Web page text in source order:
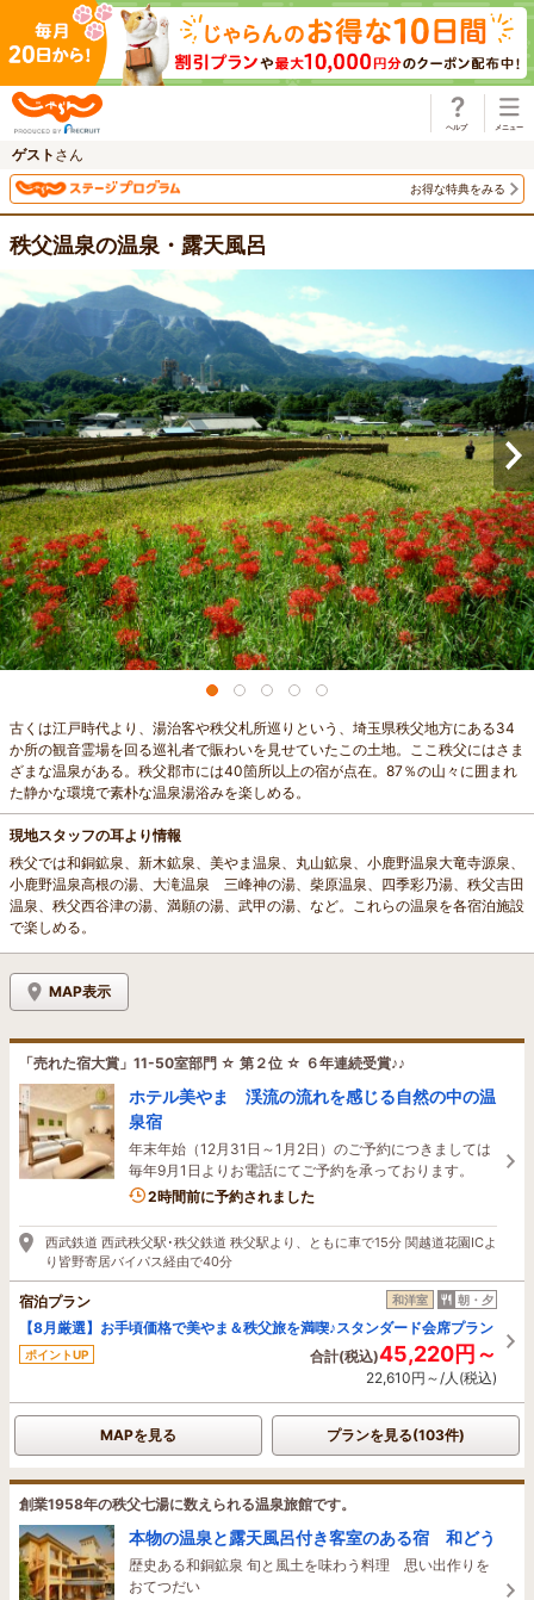
ゲスト さん
お得な特典をみる
秩父温泉の温泉・露天風呂
古くは江戸時代より、湯治客や秩父札所巡りという、埼玉県秩父地方にある34
か所の観音霊場を回る巡礼者で賑わいを見せていたこの土地。ここ秩父にはさま
ざまな温泉がある。秩父郡市には40箇所以上の宿が点在。87％の山々に囲まれ
た静かな環境で素朴な温泉湯浴みを楽しめる。
現地スタッフの耳より情報
秩父では和銅鉱泉、新木鉱泉、美やま温泉、丸山鉱泉、小鹿野温泉大竜寺源泉、
小鹿野温泉高根の湯、大滝温泉 三峰神の湯、柴原温泉、四季彩乃湯、秩父吉田
温泉、秩父西谷津の湯、満願の湯、武甲の湯、など。これらの温泉を各宿泊施設
で楽しめる。
MAP表示
「売れた宿大賞」11-50室部門 ☆ 第２位 ☆ ６年連続受賞♪♪
ホテル美やま 渓流の流れを感じる自然の中の温
泉宿
年末年始（12月31日～1月2日）のご予約につきましては
毎年9月1日よりお電話にてご予約を承っております。
3名がこの宿を見ています
2時間前に予約されました
西武鉄道 西武秩父駅･秩父鉄道 秩父駅より、ともに車で15分 関越道花園ICよ
り皆野寄居バイパス経由で40分
宿泊プラン 和洋室 朝・夕
【8月厳選】お手頃価格で美やま＆秩父旅を満喫♪スタンダード会席プラン
ポイントUP 合計(税込)45,220円～
22,610円～/人(税込)
MAPを見る プランを見る(103件)
創業1958年の秩父七湯に数えられる温泉旅館です。
本物の温泉と露天風呂付き客室のある宿 和どう
歴史ある和銅鉱泉 旬と風土を味わう料理 思い出作りを
おてつだい
5名がこの宿を見ています